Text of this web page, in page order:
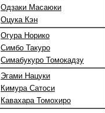
Одзаки Масаюки
Оцука Кэн
Огура Норико
Симбо Такуро
Симабукуро Томокадзу
Эгами Нацуки
Кимура Сатоси
Кавахара Томохиро